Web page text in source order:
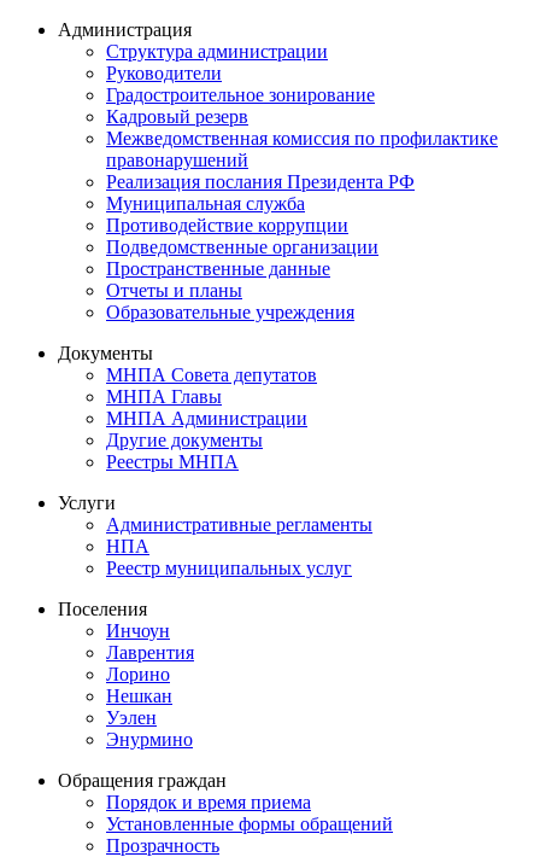
Администрация
Структура администрации
Руководители
Градостроительное зонирование
Кадровый резерв
Межведомственная комиссия по профилактике
правонарушений
Реализация послания Президента РФ
Муниципальная служба
Противодействие коррупции
Подведомственные организации
Пространственные данные
Отчеты и планы
Образовательные учреждения
Документы
МНПА Совета депутатов
МНПА Главы
МНПА Администрации
Другие документы
Реестры МНПА
Услуги
Административные регламенты
НПА
Реестр муниципальных услуг
Поселения
Инчоун
Лаврентия
Лорино
Нешкан
Уэлен
Энурмино
Обращения граждан
Порядок и время приема
Установленные формы обращений
Прозрачность